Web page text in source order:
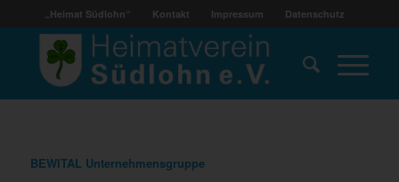
„Heimat Südlohn“ Kontakt Impressum Datenschutz
BEWITAL Unternehmensgruppe